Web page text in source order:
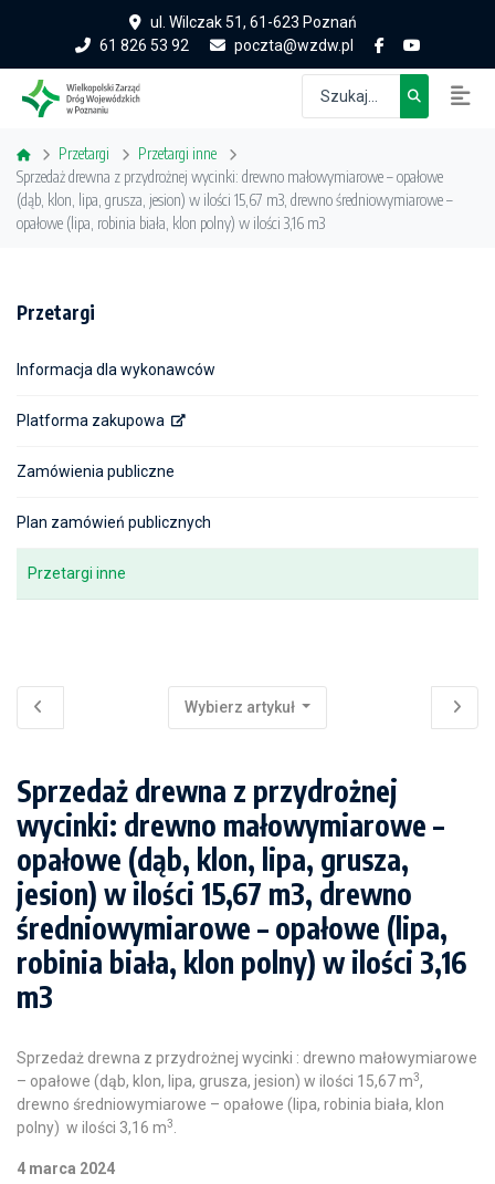
ul. Wilczak 51, 61-623 Poznań
61 826 53 92
poczta@wzdw.pl
Przetargi
Przetargi inne
Sprzedaż drewna z przydrożnej wycinki: drewno małowymiarowe – opałowe
(dąb, klon, lipa, grusza, jesion) w ilości 15,67 m3, drewno średniowymiarowe –
opałowe (lipa, robinia biała, klon polny) w ilości 3,16 m3
Przetargi
Informacja dla wykonawców
Platforma zakupowa
Zamówienia publiczne
Plan zamówień publicznych
Przetargi inne
Wybierz artykuł
Sprzedaż drewna z przydrożnej
wycinki: drewno małowymiarowe –
opałowe (dąb, klon, lipa, grusza,
jesion) w ilości 15,67 m3, drewno
średniowymiarowe – opałowe (lipa,
robinia biała, klon polny) w ilości 3,16
m3
Sprzedaż drewna z przydrożnej wycinki : drewno małowymiarowe
– opałowe (dąb, klon, lipa, grusza, jesion) w ilości 15,67 m3,
drewno średniowymiarowe – opałowe (lipa, robinia biała, klon
polny) w ilości 3,16 m3
4 marca 2024